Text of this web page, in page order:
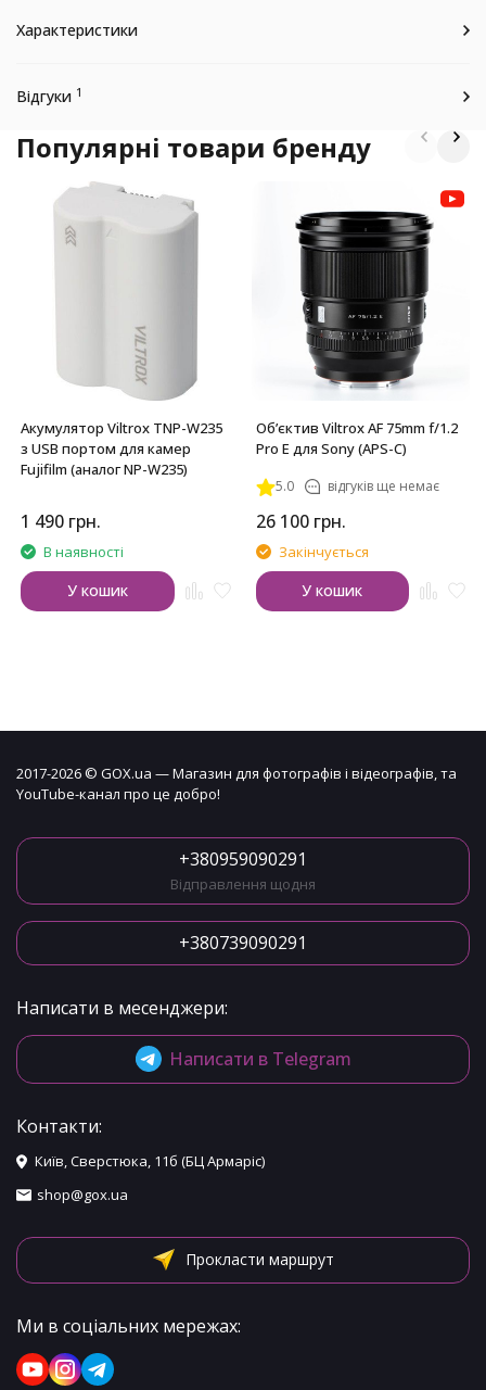
Характеристики
Відгуки 1
Популярні товари бренду
Акумулятор Viltrox TNP-W235
з USB портом для камер
Fujifilm (аналог NP-W235)
1 490 грн.
В наявності
У кошик
Обʼєктив Viltrox AF 75mm f/1.2
Pro E для Sony (APS-C)
5.0 відгуків ще немає
26 100 грн.
Закінчується
У кошик
2017-2026 © GOX.ua — Магазин для фотографів і відеографів, та
YouTube-канал про це добро!
+380959090291
Відправлення щодня
+380739090291
Написати в месенджери:
Написати в Telegram
Контакти:
Київ, Сверстюка, 11б (БЦ Армаріс)
shop@gox.ua
Прокласти маршрут
Ми в соціальних мережах: